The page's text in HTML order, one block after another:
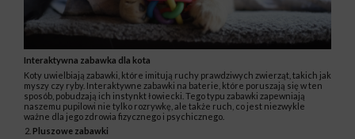
Interaktywna zabawka dla kota
Koty uwielbiają zabawki, które imitują ruchy prawdziwych zwierząt, takich jak
myszy czy ryby. Interaktywne zabawki na baterie, które poruszają się w ten
sposób, pobudzają ich instynkt łowiecki. Tego typu zabawki zapewniają
naszemu pupilowi nie tylko rozrywkę, ale także ruch, co jest niezwykle
ważne dla jego zdrowia fizycznego i psychicznego.
Pluszowe zabawki